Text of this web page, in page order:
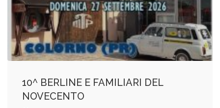
10^ BERLINE E FAMILIARI DEL
NOVECENTO